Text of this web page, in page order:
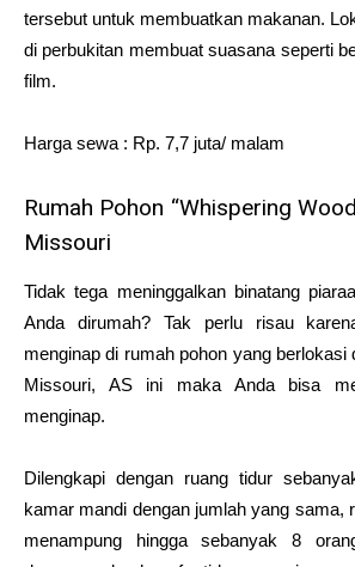
tersebut untuk membuatkan makanan.
di perbukitan membuat suasana seperti
film.
Harga sewa : Rp. 7,7 juta/ malam
Rumah Pohon “Whispering
Missouri
Tidak tega meninggalkan binatang
Anda dirumah? Tak perlu risau
menginap di rumah pohon yang berlokasi
Missouri, AS ini maka Anda bisa
menginap.
Dilengkapi dengan ruang tidur
kamar mandi dengan jumlah yang sama,
menampung hingga sebanyak 8